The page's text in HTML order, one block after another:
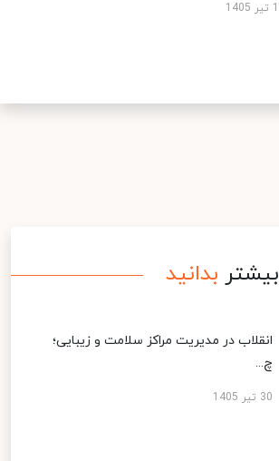
بیشتر بدانید
انقلاب در مدیریت مراکز سلامت و زیبایی؛
چ...
30 تیر 1405